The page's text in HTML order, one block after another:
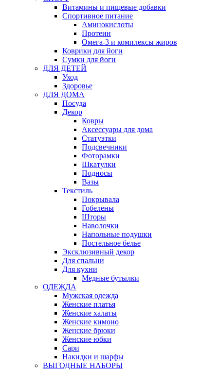
Витамины и пищевые добавки
Спортивное питание
Аминокислоты
Протеин
Омега-3 и комплексы жиров
Коврики для йоги
Сумки для йоги
ДЛЯ ДЕТЕЙ
Уход
Здоровье
ДЛЯ ДОМА
Посуда
Декор
Ковры
Аксессуары для дома
Статуэтки
Подсвечники
Фоторамки
Шкатулки
Подносы
Вазы
Текстиль
Покрывала
Гобелены
Шторы
Наволочки
Напольные подушки
Постельное белье
Эксклюзивный декор
Для спальни
Для кухни
Медные бутылки
ОДЕЖДА
Мужская одежда
Женские платья
Женские халаты
Женские кимоно
Женские брюки
Женские юбки
Сари
Накидки и шарфы
ВЫГОДНЫЕ НАБОРЫ